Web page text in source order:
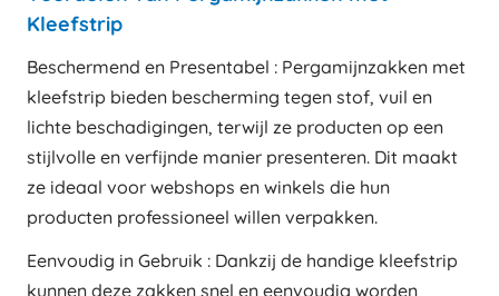
Kleefstrip
Beschermend en Presentabel : Pergamijnzakken met
kleefstrip bieden bescherming tegen stof, vuil en
lichte beschadigingen, terwijl ze producten op een
stijlvolle en verfijnde manier presenteren. Dit maakt
ze ideaal voor webshops en winkels die hun
producten professioneel willen verpakken.
Eenvoudig in Gebruik : Dankzij de handige kleefstrip
kunnen deze zakken snel en eenvoudig worden